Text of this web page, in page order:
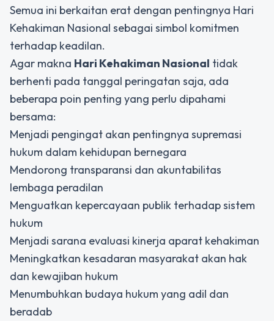
Semua ini berkaitan erat dengan pentingnya Hari
Kehakiman Nasional sebagai simbol komitmen
terhadap keadilan.
Agar makna Hari Kehakiman Nasional tidak
berhenti pada tanggal peringatan saja, ada
beberapa poin penting yang perlu dipahami
bersama:
Menjadi pengingat akan pentingnya supremasi
hukum dalam kehidupan bernegara
Mendorong transparansi dan akuntabilitas
lembaga peradilan
Menguatkan kepercayaan publik terhadap sistem
hukum
Menjadi sarana evaluasi kinerja aparat kehakiman
Meningkatkan kesadaran masyarakat akan hak
dan kewajiban hukum
Menumbuhkan budaya hukum yang adil dan
beradab